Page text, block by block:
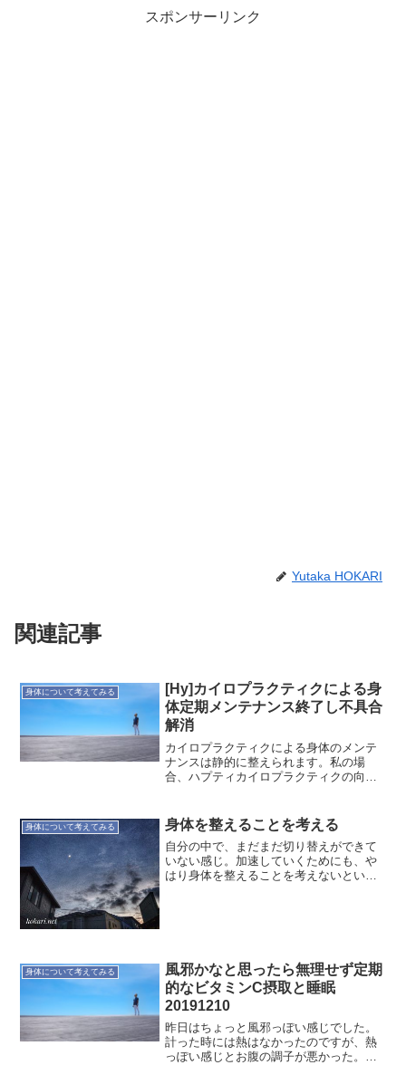
スポンサーリンク
Yutaka HOKARI
関連記事
身体について考えてみる
[Hy]カイロプラクティクによる身
体定期メンテナンス終了し不具合
解消
カイロプラクティクによる身体のメンテ
ナンスは静的に整えられます。私の場
合、ハプティカイロプラクティクの向山
身体のクセも知り尽くされています。と
は言え、身体というのは一定...
身体について考えてみる 身体を整えることを考える
自分の中で、まだまだ切り替えができて
いない感じ。加速していくためにも、や
はり身体を整えることを考えないといけ
身体について考えてみる
風邪かなと思ったら無理せず定期
的なビタミンC摂取と睡眠
20191210
昨日はちょっと風邪っぽい感じでした。
計った時には熱はなかったのですが、熱
っぽい感じとお腹の調子が悪かった。お